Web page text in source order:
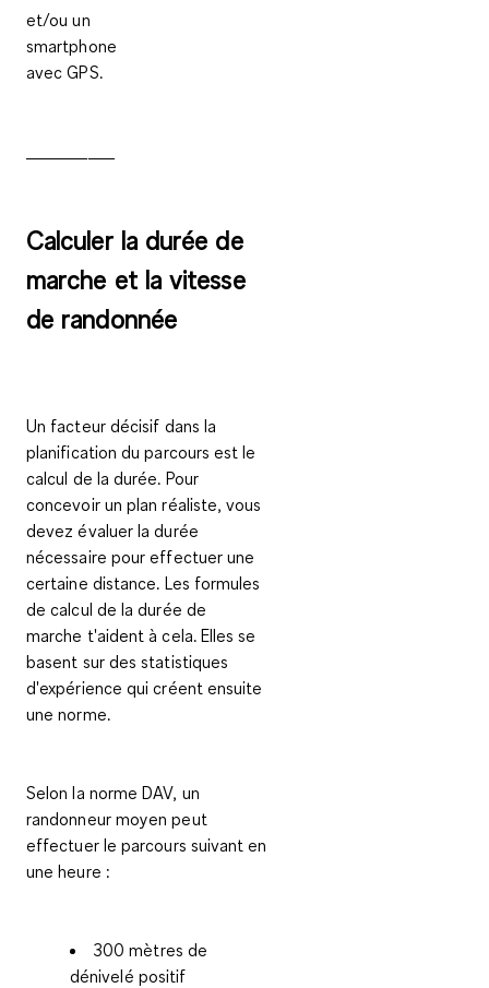
et/ou un
smartphone
avec GPS.
Calculer la durée de
marche et la vitesse
de randonnée
Un facteur décisif dans la
planification du parcours est le
calcul de la durée. Pour
concevoir unplan réaliste, vous
devez évaluer la durée
nécessaire pour effectuer une
certaine distance. Les formules
de calcul de la durée de
marche t'aident à cela. Elles se
basent sur des statistiques
d'expérience qui créent ensuite
une norme.
Selon la norme DAV, un
randonneur moyen peut
effectuer le parcours suivant en
une heure :
300 mètres de
dénivelé positif